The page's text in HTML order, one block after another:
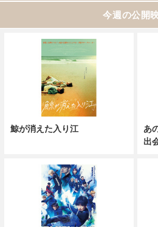
今週の公開
鯨が消えた入り江
あ
出